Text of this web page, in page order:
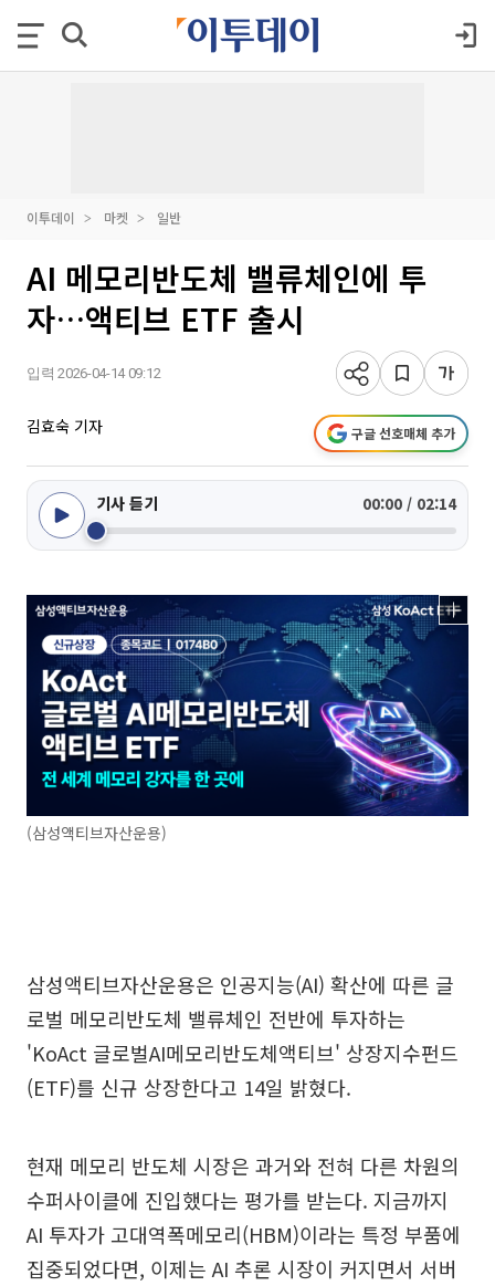
이투데이 마켓 일반
AI 메모리반도체 밸류체인에 투
자…액티브 ETF 출시
입력 2026-04-14 09:12
김효숙 기자 구글 선호매체 추가
기사 듣기 00:00 / 02:14
(삼성액티브자산운용)
삼성액티브자산운용은 인공지능(AI) 확산에 따른 글
로벌 메모리반도체 밸류체인 전반에 투자하는
'KoAct 글로벌AI메모리반도체액티브' 상장지수펀드
(ETF)를 신규 상장한다고 14일 밝혔다.
현재 메모리 반도체 시장은 과거와 전혀 다른 차원의
수퍼사이클에 진입했다는 평가를 받는다. 지금까지
AI 투자가 고대역폭메모리(HBM)이라는 특정 부품에
집중되었다면, 이제는 AI 추론 시장이 커지면서 서버